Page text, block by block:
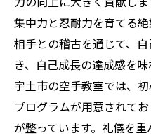
集中力と忍耐力を育てる
相手との稽古を通じて、
き、自己成長の達成感を
宇土市の空手教室では、
プログラムが用意されて
が整っています。礼儀を